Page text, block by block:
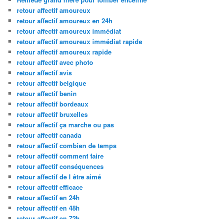
retour affectif amoureux
retour affectif amoureux en 24h
retour affectif amoureux immédiat
retour affectif amoureux immédiat rapide
retour affectif amoureux rapide
retour affectif avec photo
retour affectif avis
retour affectif belgique
retour affectif benin
retour affectif bordeaux
retour affectif bruxelles
retour affectif ça marche ou pas
retour affectif canada
retour affectif combien de temps
retour affectif comment faire
retour affectif conséquences
retour affectif de l être aimé
retour affectif efficace
retour affectif en 24h
retour affectif en 48h